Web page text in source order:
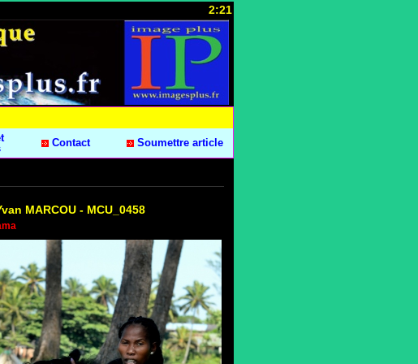
2:21
Contact Soumettre article
MARCOU - MCU_0458